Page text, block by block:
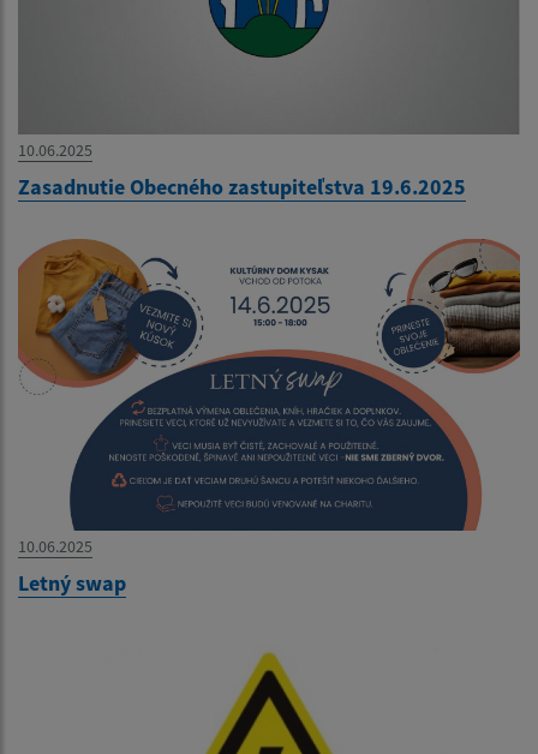
10.06.2025
Zasadnutie Obecného zastupiteľstva 19.6.2025
10.06.2025
Letný swap